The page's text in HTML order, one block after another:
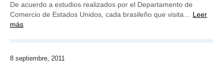
De acuerdo a estudios realizados por el Departamento de
Comercio de Estados Unidos, cada brasileño que visita… Leer
más
8 septiembre, 2011